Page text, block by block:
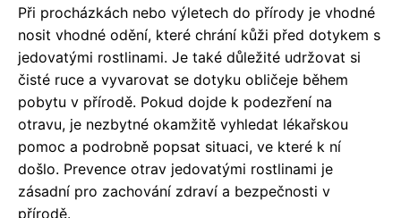
Při procházkách nebo výletech do přírody je vhodné
nosit vhodné odění, které chrání kůži před dotykem s
jedovatými rostlinami. Je také důležité udržovat si
čisté ruce a vyvarovat se dotyku obličeje během
pobytu v přírodě. Pokud dojde k podezření na
otravu, je nezbytné okamžitě vyhledat lékařskou
pomoc a podrobně popsat situaci, ve které k ní
došlo. Prevence otrav jedovatými rostlinami je
zásadní pro zachování zdraví a bezpečnosti v
přírodě.